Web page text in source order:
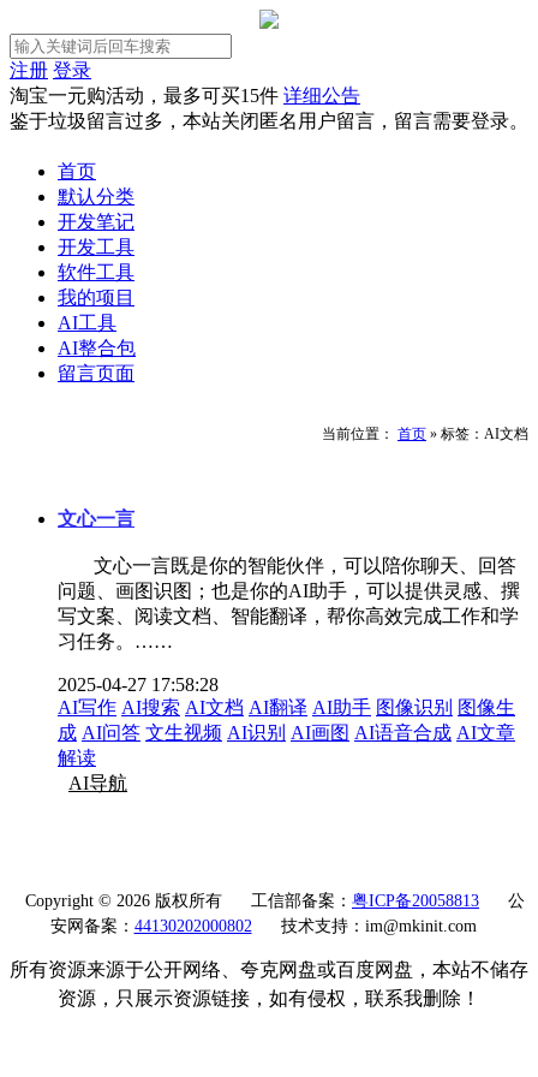
注册 登录
淘宝一元购活动，最多可买15件 详细公告
鉴于垃圾留言过多，本站关闭匿名用户留言，留言需要登录。
首页
默认分类
开发笔记
开发工具
软件工具
我的项目
AI工具
AI整合包
留言页面
当前位置： 首页 » 标签：AI文档
文心一言
文心一言既是你的智能伙伴，可以陪你聊天、回答
问题、画图识图；也是你的AI助手，可以提供灵感、撰
写文案、阅读文档、智能翻译，帮你高效完成工作和学
习任务。……
2025-04-27 17:58:28
AI写作 AI搜索 AI文档 AI翻译 AI助手 图像识别 图像生
成 AI问答 文生视频 AI识别 AI画图 AI语音合成 AI文章
解读
AI导航
Copyright © 2026 版权所有 工信部备案： 粤ICP备20058813
公
安网备案： 44130202000802 技术支持：im@mkinit.com
所有资源来源于公开网络、夸克网盘或百度网盘，本站不储存
资源，只展示资源链接，如有侵权，联系我删除！